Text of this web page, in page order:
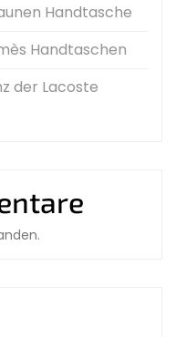
Handtasche
Handtaschen
der Lacoste